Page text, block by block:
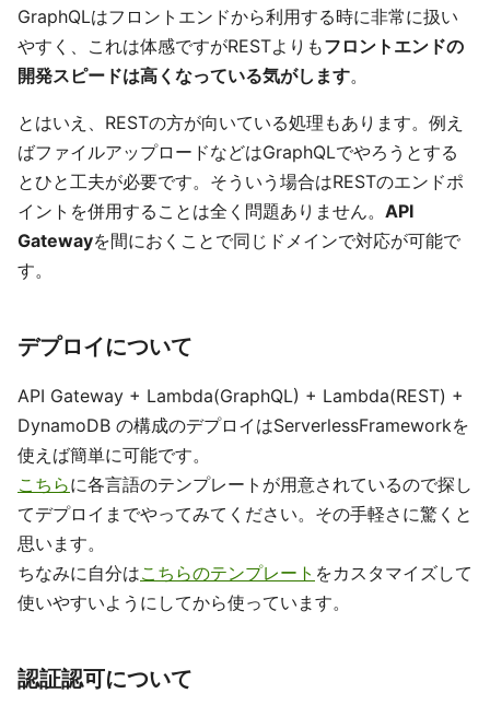
GraphQLはフロントエンドから利用する時に非常に扱い
やすく、これは体感ですがRESTよりもフロントエンドの
開発スピードは高くなっている気がします。
とはいえ、RESTの方が向いている処理もあります。例え
ばファイルアップロードなどはGraphQLでやろうとする
とひと工夫が必要です。そういう場合はRESTのエンドポ
イントを併用することは全く問題ありません。 API
Gatewayを間におくことで同じドメインで対応が可能で
す。
デプロイについて
API Gateway + Lambda(GraphQL) + Lambda(REST) +
DynamoDB の構成のデプロイはServerlessFrameworkを
使えば簡単に可能です。
こちらに各言語のテンプレートが用意されているので探し
てデプロイまでやってみてください。その手軽さに驚くと
思います。
ちなみに自分はこちらのテンプレート をカスタマイズして
使いやすいようにしてから使っています。
認証認可について